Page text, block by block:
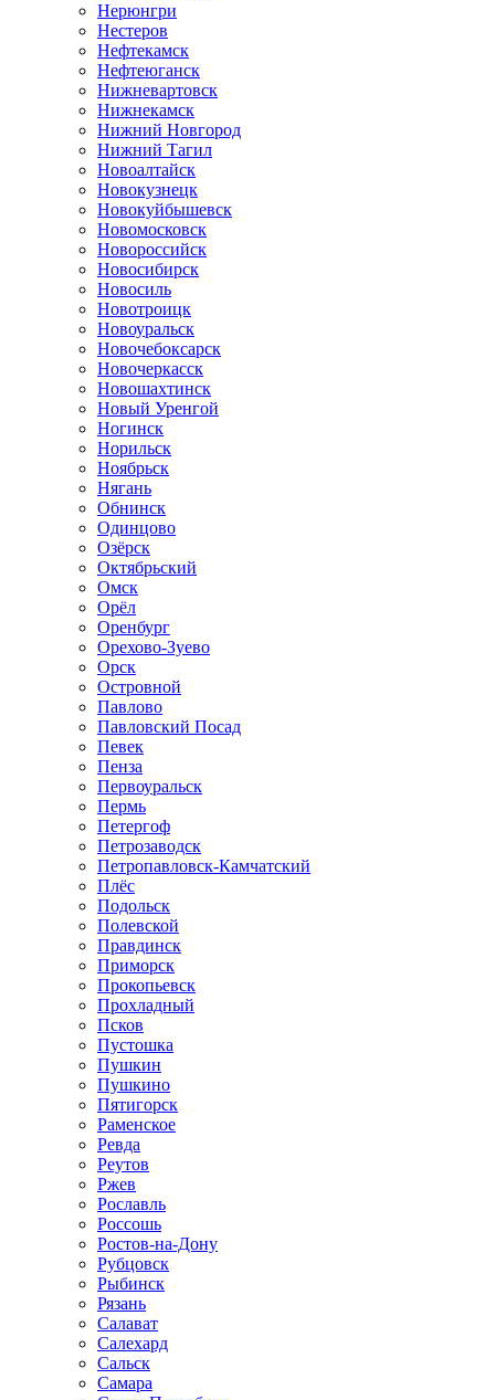
Нерюнгри
Нестеров
Нефтекамск
Нефтеюганск
Нижневартовск
Нижнекамск
Нижний Новгород
Нижний Тагил
Новоалтайск
Новокузнецк
Новокуйбышевск
Новомосковск
Новороссийск
Новосибирск
Новосиль
Новотроицк
Новоуральск
Новочебоксарск
Новочеркасск
Новошахтинск
Новый Уренгой
Ногинск
Норильск
Ноябрьск
Нягань
Обнинск
Одинцово
Озёрск
Октябрьский
Омск
Орёл
Оренбург
Орехово-Зуево
Орск
Островной
Павлово
Павловский Посад
Певек
Пенза
Первоуральск
Пермь
Петергоф
Петрозаводск
Петропавловск-Камчатский
Плёс
Подольск
Полевской
Правдинск
Приморск
Прокопьевск
Прохладный
Псков
Пустошка
Пушкин
Пушкино
Пятигорск
Раменское
Ревда
Реутов
Ржев
Рославль
Россошь
Ростов-на-Дону
Рубцовск
Рыбинск
Рязань
Салават
Салехард
Сальск
Самара